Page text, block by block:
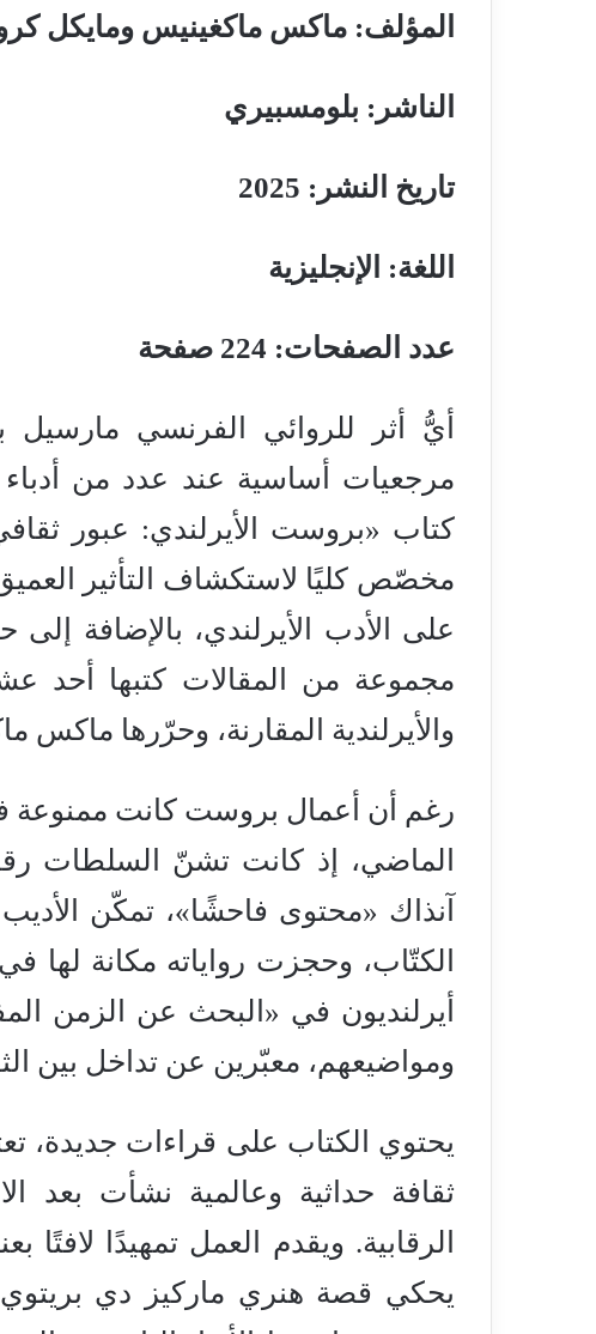
المؤلف: ماكس ماكغينيس ومايكل
الناشر: بلومسبيري
تاريخ النشر: 2025
اللغة: الإنجليزية
عدد الصفحات: 224 صفحة
أيُّ أثر للروائي الفرنسي
مرجعيات أساسية عند عدد من أدباء
كتاب «بروست الأيرلندي: عبور
مخصّص كليًا لاستكشاف التأثير
على الأدب الأيرلندي، بالإضافة
مجموعة من المقالات كتبها أحد
والأيرلندية المقارنة، وحرّرها ماكس
رغم أن أعمال بروست كانت ممنوعة
الماضي، إذ كانت تشنّ السلطات
آنذاك «محتوى فاحشًا»، تمكّن
الكتّاب، وحجزت رواياته مكانة لها
أيرلنديون في «البحث عن الزمن
ومواضيعهم، معبّرين عن تداخل بين
يحتوي الكتاب على قراءات جديدة،
ثقافة حداثية وعالمية نشأت بعد
الرقابية. ويقدم العمل تمهيدًا
يحكي قصة هنري ماركيز دي